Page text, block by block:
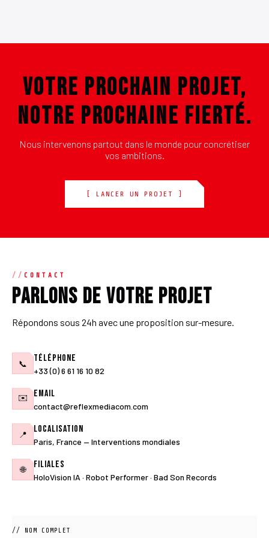
VOTRE PROCHAIN PROJET,
NOTRE PROCHAINE FIERTÉ.
Nous intervenons partout dans le monde pour concrétiser
vos ambitions.
[ LANCER UN PROJET ]
CONTACT
Parlons de votre projet
Répondons sous 24h avec une proposition sur-mesure.
📞 Téléphone
+33 (0) 6 61 16 10 82
✉️ Email
contact@reflexmediacom.com
📍 Localisation
Paris, France — Interventions mondiales
🌐 Filiales
HoloVision IA · Robot Performer · Bad Son Records